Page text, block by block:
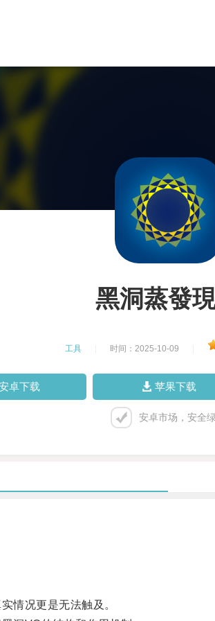
黑洞蒸發
工具 时间：2025-10-09
卓下载 苹果下载
安卓市场，安全
情况更是无法触及。